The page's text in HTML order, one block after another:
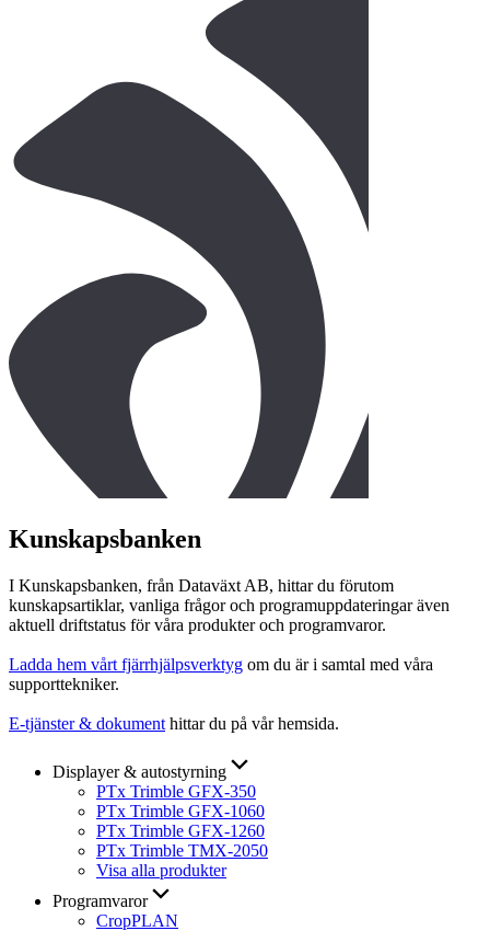
Kunskapsbanken
I Kunskapsbanken, från Dataväxt AB, hittar du förutom
kunskapsartiklar, vanliga frågor och programuppdateringar även
aktuell driftstatus för våra produkter och programvaror.
Ladda hem vårt fjärrhjälpsverktyg om du är i samtal med våra
supporttekniker.
E-tjänster & dokument hittar du på vår hemsida.
Displayer & autostyrning
PTx Trimble GFX-350
PTx Trimble GFX-1060
PTx Trimble GFX-1260
PTx Trimble TMX-2050
Visa alla produkter
Programvaror
CropPLAN